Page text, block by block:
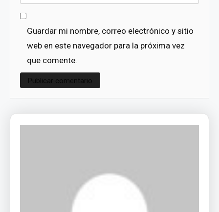
Guardar mi nombre, correo electrónico y sitio
web en este navegador para la próxima vez
que comente.